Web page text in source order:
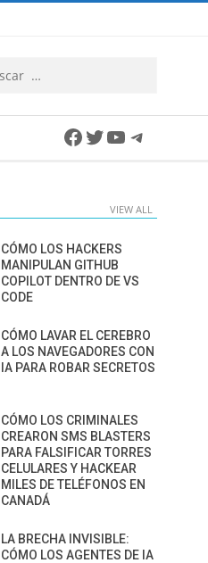
Facebook
Twitter
YouTube
VIEW ALL
CÓMO LOS HACKERS
MANIPULAN GITHUB
COPILOT DENTRO DE VS
CODE
CÓMO LAVAR EL CEREBRO
A LOS NAVEGADORES CON
IA PARA ROBAR SECRETOS
CÓMO LOS CRIMINALES
CREARON SMS BLASTERS
PARA FALSIFICAR TORRES
CELULARES Y HACKEAR
MILES DE TELÉFONOS EN
CANADÁ
LA BRECHA INVISIBLE:
CÓMO LOS AGENTES DE IA